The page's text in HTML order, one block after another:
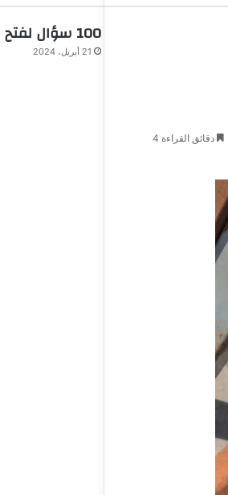
دقائق القراءة 4
100 سؤال لفتح مواضيع مع الحبيب
21 أبريل، 2024